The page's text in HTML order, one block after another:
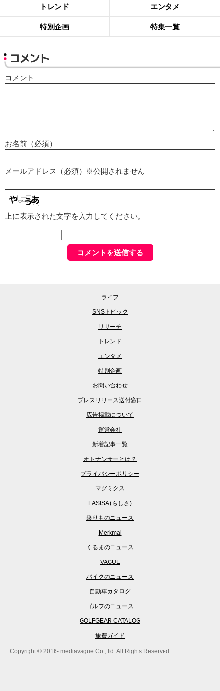
トレンド エンタメ
特別企画 特集一覧
コメント
コメント
お名前（必須）
メールアドレス（必須）※公開されません
上に表示された文字を入力してください。
ライフ
SNSトピック
リサーチ
トレンド
エンタメ
特別企画
お問い合わせ
プレスリリース送付窓口
広告掲載について
運営会社
新着記事一覧
オトナンサーとは？
プライバシーポリシー
マグミクス
LASISA (らしさ)
乗りものニュース
Merkmal
くるまのニュース
VAGUE
バイクのニュース
自動車カタログ
ゴルフのニュース
GOLFGEAR CATALOG
旅費ガイド
Copyright © 2016- mediavague Co., ltd. All Rights Reserved.